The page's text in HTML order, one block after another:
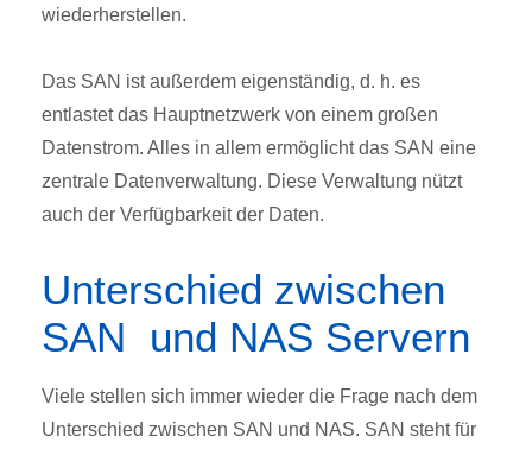
wiederherstellen.
Das SAN ist außerdem eigenständig, d. h. es
entlastet das Hauptnetzwerk von einem großen
Datenstrom. Alles in allem ermöglicht das SAN eine
zentrale Datenverwaltung. Diese Verwaltung nützt
auch der Verfügbarkeit der Daten.
Unterschied zwischen
SAN und NAS Servern
Viele stellen sich immer wieder die Frage nach dem
Unterschied zwischen SAN und NAS. SAN steht für